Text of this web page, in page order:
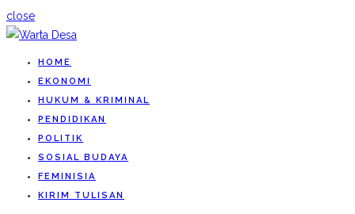
close
HOME
EKONOMI
HUKUM & KRIMINAL
PENDIDIKAN
POLITIK
SOSIAL BUDAYA
FEMINISIA
KIRIM TULISAN